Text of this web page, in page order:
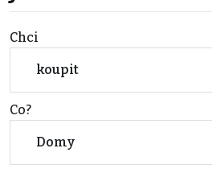
Chci
koupit
Co?
Domy